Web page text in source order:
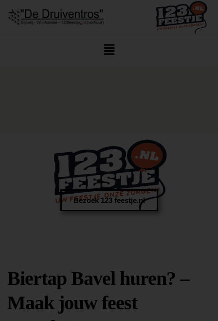
Bezoek 123 feestje.nl
Biertap Bavel huren? –
Maak jouw feest